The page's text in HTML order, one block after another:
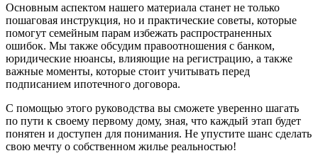
Основным аспектом нашего материала станет не только
пошаговая инструкция, но и практические советы, которые
помогут семейным парам избежать распространенных
ошибок. Мы также обсудим правоотношения с банком,
юридические нюансы, влияющие на регистрацию, а также
важные моменты, которые стоит учитывать перед
подписанием ипотечного договора.
С помощью этого руководства вы сможете уверенно шагать
по пути к своему первому дому, зная, что каждый этап будет
понятен и доступен для понимания. Не упустите шанс сделать
свою мечту о собственном жилье реальностью!